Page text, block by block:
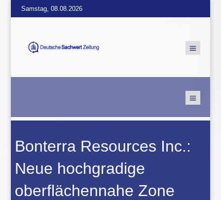
Samstag, 08.08.2026
Bonterra Resources Inc.:
Neue hochgradige
oberflächennahe Zone